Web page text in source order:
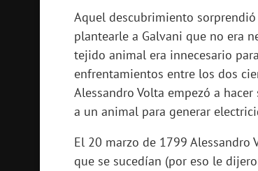
Aquel descubrimiento
plantearle a Galvani que no era
tejido animal era innecesario
enfrentamientos entre los dos
Alessandro Volta empezó a
a un animal para generar
El 20 marzo de 1799 Alessandro
que se sucedían (por eso le